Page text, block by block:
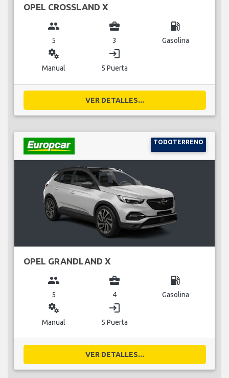
OPEL CROSSLAND X
group
5
business_center
3
local_gas_station
Gasolina
miscellaneous_services
Manual
login
5 Puerta
VER DETALLES...
TODOTERRENO
OPEL GRANDLAND X
group
5
business_center
4
local_gas_station
Gasolina
miscellaneous_services
Manual
login
5 Puerta
VER DETALLES...